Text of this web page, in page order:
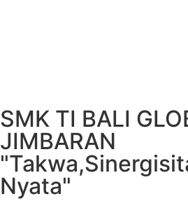
SMK TI BALI
JIMBARAN
Nyata"